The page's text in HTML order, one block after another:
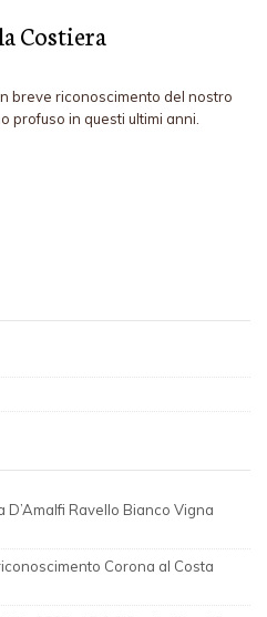
Costiera
breve riconoscimento del nostro
profuso in questi ultimi anni.
D’Amalfi Ravello Bianco Vigna
Corona al Costa